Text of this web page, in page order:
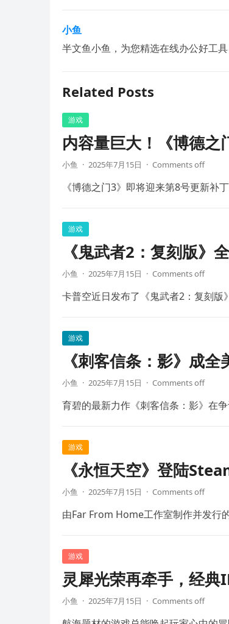
小鱼
半文鱼小鱼，为您精选在线办公好工具
Related Posts
游戏
内容量巨大！《博德
小鱼 · 2025年7月15日 · Comments off
《博德之门3》即将迎来第8号更新补
游戏
《鬼武者2：复刻版》
小鱼 · 2025年7月15日 · Comments off
卡普空近日发布了《鬼武者2：复刻
游戏
《刺客信条：影》成
小鱼 · 2025年7月15日 · Comments off
育碧的最新力作《刺客信条：影》在
游戏
《永恒天空》登陆
小鱼 · 2025年7月15日 · Comments off
由Far From Home工作室制作并发行
游戏
灵犀光荣再牵手，经
小鱼 · 2025年7月15日 · Comments off